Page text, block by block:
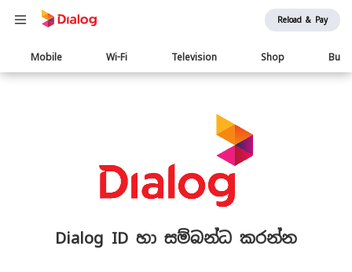
Reload & Pay
Main
navigation
Mobile Wi-Fi Television Shop
Dialog ID හා සම්බන්ධ කරන්න